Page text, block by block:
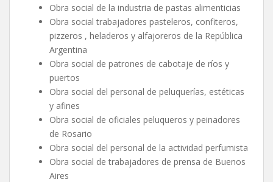
Obra social de la industria de pastas alimenticias
Obra social trabajadores pasteleros, confiteros,
pizzeros , heladeros y alfajoreros de la República
Argentina
Obra social de patrones de cabotaje de ríos y
puertos
Obra social del personal de peluquerías, estéticas
y afines
Obra social de oficiales peluqueros y peinadores
de Rosario
Obra social del personal de la actividad perfumista
Obra social de trabajadores de prensa de Buenos
Aires